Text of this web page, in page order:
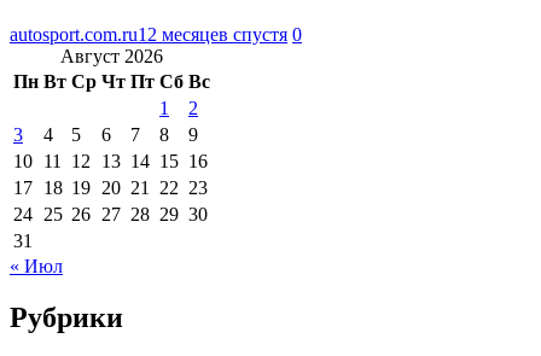
autosport.com.ru12 месяцев спустя 0
Август 2026
Пн Вт Ср Чт Пт Сб Вс
1
2
3
4 5 6 7 8
9
10 11 12 13 14 15 16
17 18 19 20 21 22 23
24 25 26 27 28 29 30
31
« Июл
Рубрики